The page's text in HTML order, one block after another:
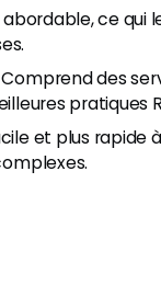
ce qui
Comprend des
pratiques
et plus